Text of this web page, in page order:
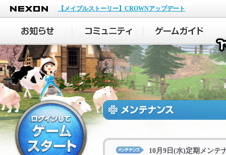
NEXON
【メイプルストーリー】CROWNアップデート
10月9日(水)定期メンテ